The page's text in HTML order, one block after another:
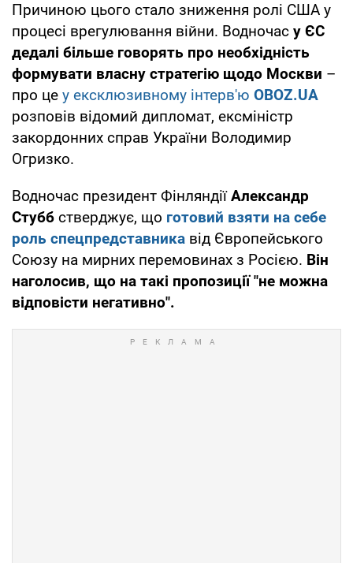
Причиною цього стало зниження ролі США у
процесі врегулювання війни. Водночас у ЄС
дедалі більше говорять про необхідність
формувати власну стратегію щодо Москви –
про це у ексклюзивному інтерв'ю OBOZ.UA
розповів відомий дипломат, ексміністр
закордонних справ України Володимир
Огризко.
Водночас президент ФінляндіїАлександр
Стубб стверджує, що готовий взяти на себе
роль спецпредставника від Європейського
Союзу на мирних перемовинах з Росією. Він
наголосив, що на такі пропозиції "не можна
відповісти негативно".